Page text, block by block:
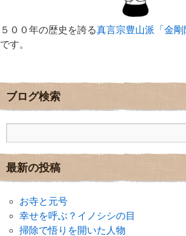
５００年の歴史を誇る真言宗豊山派「金剛
です。
ブログ検索
最新の投稿
お寺と元号
幸せを呼ぶ？イノシシの目
掃除で悟りを開いた人物